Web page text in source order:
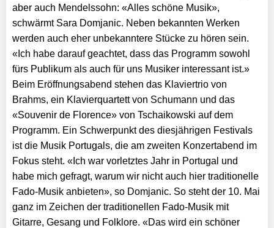
aber auch Mendelssohn: «Alles schöne Musik»,
schwärmt Sara Domjanic. Neben bekannten Werken
werden auch eher unbekanntere Stücke zu hören sein.
«Ich habe darauf geachtet, dass das Programm sowohl
fürs Publikum als auch für uns Musiker interessant ist.»
Beim Eröffnungsabend stehen das Klaviertrio von
Brahms, ein Klavierquartett von Schumann und das
«Souvenir de Florence» von Tschaikowski auf dem
Programm. Ein Schwerpunkt des diesjährigen Festivals
ist die Musik Portugals, die am zweiten Konzertabend im
Fokus steht. «Ich war vorletztes Jahr in Portugal und
habe mich gefragt, warum wir nicht auch hier traditionelle
Fado-Musik anbieten», so Domjanic. So steht der 10. Mai
ganz im Zeichen der traditionellen Fado-Musik mit
Gitarre, Gesang und Folklore. «Das wird ein schöner